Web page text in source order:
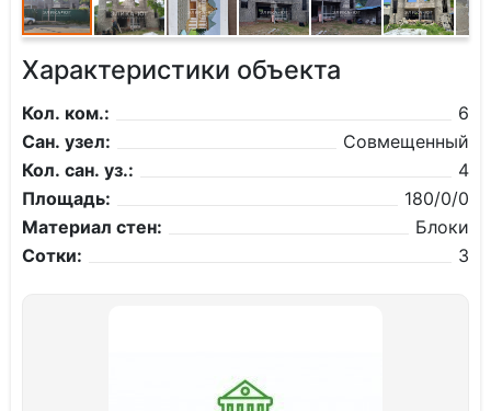
Характеристики объекта
Кол. ком.:
6
Сан. узел:
Совмещенный
Кол. сан. уз.:
4
Площадь:
180/0/0
Материал стен:
Блоки
Сотки:
3